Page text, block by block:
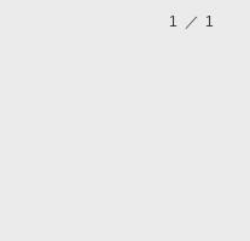
1 ／ 1